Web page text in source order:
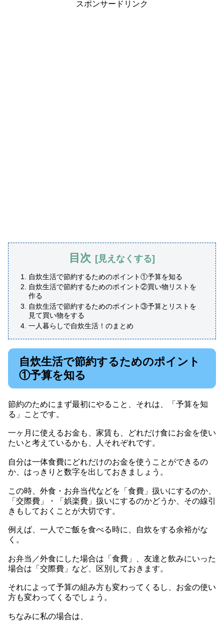
スポンサードリンク
目次
自炊生活で節約するためのポイント①予算を知る
自炊生活で節約するためのポイント②買い物リストを
作る
自炊生活で節約するためのポイント③予算とリストを
見て買い物をする
一人暮らしで自炊生活！のまとめ
自炊生活で節約するためのポイント
①予算を知る
節約のためにまず最初にやること、それは、「予算を知
る」ことです。
一ヶ月に使えるお金も、家賃も、どれだけ食にお金を使い
たいと考えているかも、人それぞれです。
自分は一体食費にどれだけのお金を使うことができるの
か、はっきりと数字を出しておきましょう。
この時、外食・お弁当代などを「食費」扱いにするのか、
「交際費」・「娯楽費」扱いにするのかどうか、その線引
きもしておくことが大切です。
例えば、一人でご飯を食べる時に、自炊をする余裕がな
く。
お弁当／外食にした場合は「食費」、友達と飲みにいった
場合は「交際費」など、区別しておきます。
それによって予算の組み方も変わってくるし、お金の使い
方も変わってくるでしょう。
ちなみに私の場合は、